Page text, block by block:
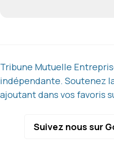
Tribune Mutuelle
indépendante. Soutenez
ajoutant dans vos favoris
Suivez nous sur